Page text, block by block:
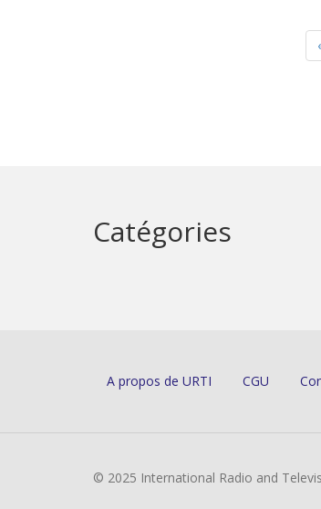
Catégories
A propos de URTI CGU
© 2025 International Radio and